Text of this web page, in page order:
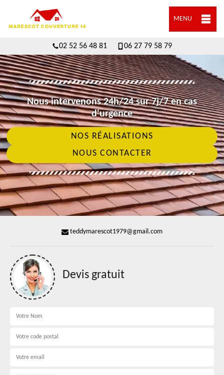
MENU
02 52 56 48 81 06 27 79 58 79
Nous intervenons 24h/24 sur 7j/7 en cas
d'urgence
NOS RÉALISATIONS
NOUS CONTACTER
teddymarescot1979@gmail.com
Devis gratuit